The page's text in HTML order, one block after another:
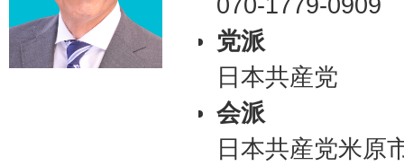
党派
日本共産党
会派
日本共産党米原